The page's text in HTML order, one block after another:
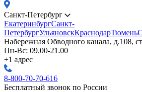
Санкт-Петербург
ЕкатеринбургСанкт-
ПетербургУльяновскКраснодарТюмень
Набережная Обводного канала, д.108,
Пн-Вс: 09.00-21.00
+1 адрес
8-800-70-70-616
Бесплатный звонок по России